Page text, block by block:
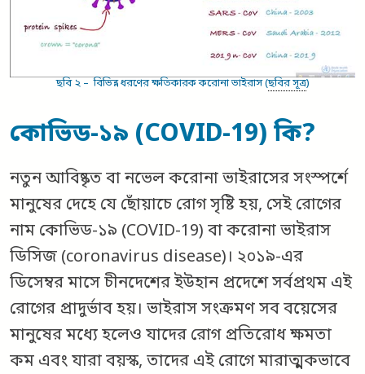
ছবি ২ – বিভিন্ন ধরণের ক্ষতিকারক করোনা ভাইরাস (ছবির সূত্র)
কোভিড-১৯ (COVID-19) কি?
নতুন আবিষ্কৃত বা নভেল করোনা ভাইরাসের সংস্পর্শে
মানুষের দেহে যে ছোঁয়াচে রোগ সৃষ্টি হয়, সেই রোগের
নাম কোভিড-১৯ (COVID-19) বা করোনা ভাইরাস
ডিসিজ (coronavirus disease)। ২০১৯-এর
ডিসেম্বর মাসে চীনদেশের ইউহান প্রদেশে সর্বপ্রথম এই
রোগের প্রাদুর্ভাব হয়। ভাইরাস সংক্রমণ সব বয়েসের
মানুষের মধ্যে হলেও যাদের রোগ প্রতিরোধ ক্ষমতা
কম এবং যারা বয়স্ক, তাদের এই রোগে মারাত্মকভাবে